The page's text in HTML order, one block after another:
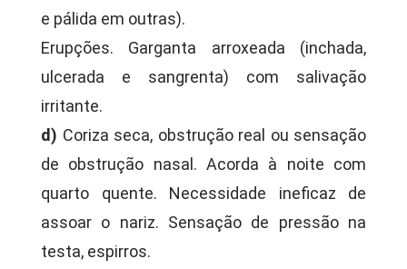
e pálida em outras).
Erupções. Garganta arroxeada (inchada,
ulcerada e sangrenta) com salivação
irritante.
d) Coriza seca, obstrução real ou sensação
de obstrução nasal. Acorda à noite com
quarto quente. Necessidade ineficaz de
assoar o nariz. Sensação de pressão na
testa, espirros.